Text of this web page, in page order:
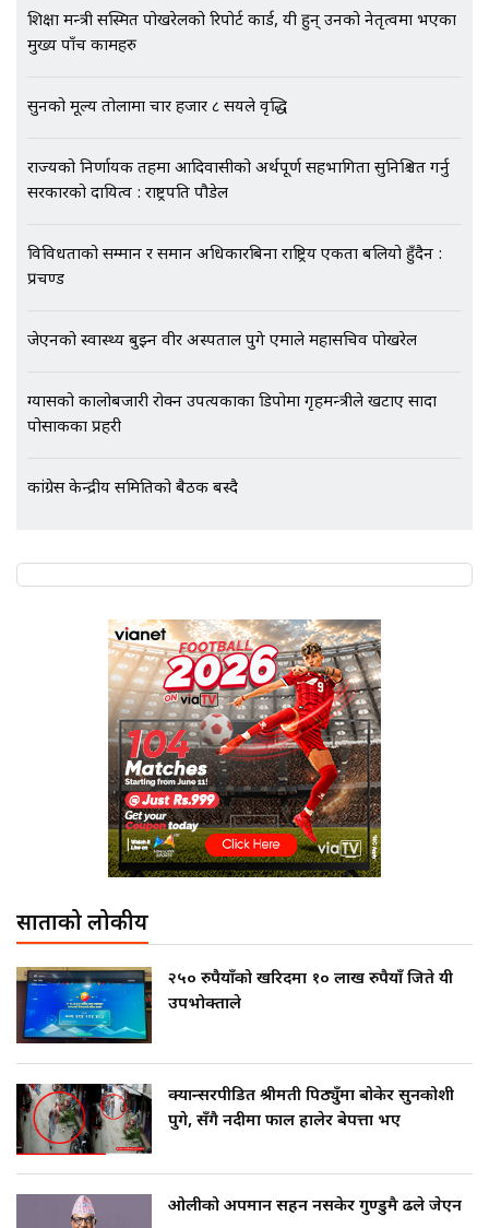
कनेक्सन ! || VISIT VISA SCAM
भिजिट भिसामा गृह मन्त्रालयकै सेटिङः१
एभरेष्ट अस्पताल फलोअपः CCTV फुटेज
गायब || Everest Hospital
SIDHAKURA |
शिक्षा मन्त्री सस्मित पोखरेलको रिपोर्ट कार्ड, यी हुन् उनको नेतृत्वमा भएका
मुख्य पाँच कामहरु
सुनको मूल्य तोलामा चार हजार ८ सयले वृद्धि
राज्यको निर्णायक तहमा आदिवासीको अर्थपूर्ण सहभागिता सुनिश्चित गर्नु
सरकारको दायित्व : राष्ट्रपति पौडेल
विविधताको सम्मान र समान अधिकारबिना राष्ट्रिय एकता बलियो हुँदैन :
प्रचण्ड
जेएनको स्वास्थ्य बुझ्न वीर अस्पताल पुगे एमाले महासचिव पोखरेल
ग्यासको कालोबजारी रोक्न उपत्यकाका डिपोमा गृहमन्त्रीले खटाए सादा
पोसाकका प्रहरी
कांग्रेस केन्द्रीय समितिको बैठक बस्दै
साताको लोकप्रीय
२५० रुपैयाँको खरिदमा १० लाख रुपैयाँ जिते यी
उपभोक्ताले
क्यान्सरपीडित श्रीमती पिठ्युँमा बोकेर सुनकोशी
पुगे, सँगै नदीमा फाल हालेर बेपत्ता भए
ओलीको अपमान सहन नसकेर गुण्डुमै ढले जेएन